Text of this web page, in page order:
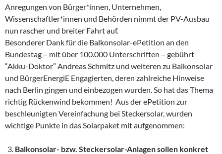
Anregungen von Bürger*innen, Unternehmen,
Wissenschaftler*innen und Behörden nimmt der PV-Ausbau
nun rascher und breiter Fahrt auf.
Besonderer Dank für die Balkonsolar-ePetition an den
Bundestag – mit über 100.000 Unterschriften – gebührt
“Akku-Doktor” Andreas Schmitz und weiteren zu Balkonsolar
und BürgerEnergiE Engagierten, deren zahlreiche Hinweise
nach Berlin gingen und einbezogen wurden. So hat das Thema
richtig Rückenwind bekommen! Aus der ePetition zur
beschleunigten Vereinfachung bei Steckersolar, wurden
wichtige Punkte in das Solarpaket mit aufgenommen:
Balkonsolar- bzw. Steckersolar-Anlagen sollen konkret